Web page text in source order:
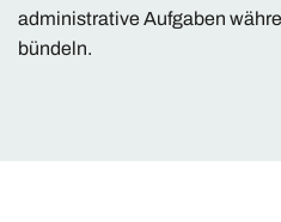
administrative Aufgaben
bündeln.